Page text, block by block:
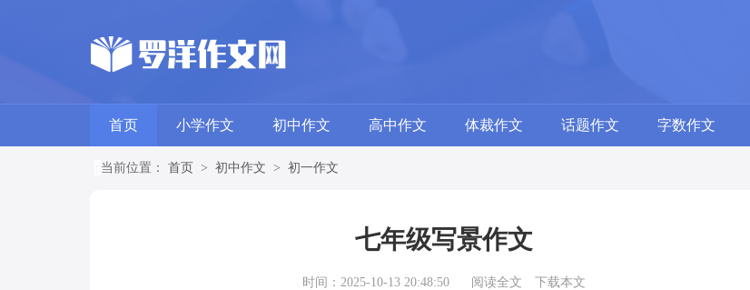
首页 小学作文 初中作文 高中作文 体裁作文 话题作文 字数作文
当前位置： 首页 > 初中作文 > 初一作文
七年级写景作文
时间：2025-10-13 20:48:50 阅读全文 下载本文